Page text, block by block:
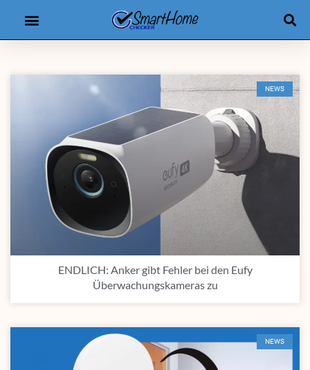
NEWS
ENDLICH: Anker gibt Fehler bei den Eufy
Überwachungskameras zu
NEWS